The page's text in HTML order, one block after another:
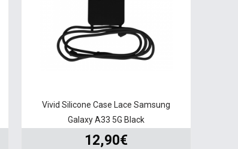
Vivid Silicone Case Lace Samsung
Galaxy A33 5G Black
12,90€